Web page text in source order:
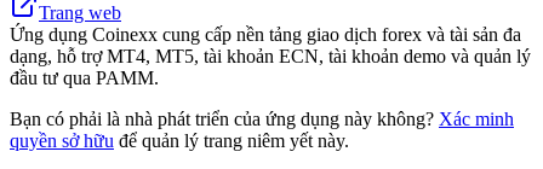
Trang web
Ứng dụng Coinexx cung cấp nền tảng giao dịch forex và tài sản đa
dạng, hỗ trợ MT4, MT5, tài khoản ECN, tài khoản demo và quản lý
đầu tư qua PAMM.
Bạn có phải là nhà phát triển của ứng dụng này không? Xác minh
quyền sở hữu để quản lý trang niêm yết này.